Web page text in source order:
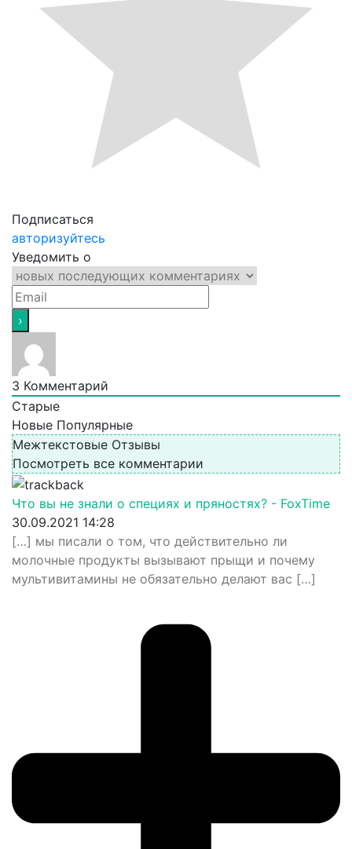
Подписаться
авторизуйтесь
Уведомить о
3 Комментарий
Старые
Новые Популярные
Межтекстовые Отзывы
Посмотреть все комментарии
Что вы не знали о специях и пряностях? - FoxTime
30.09.2021 14:28
[…] мы писали о том, что действительно ли
молочные продукты вызывают прыщи и почему
мультивитамины не обязательно делают вас […]